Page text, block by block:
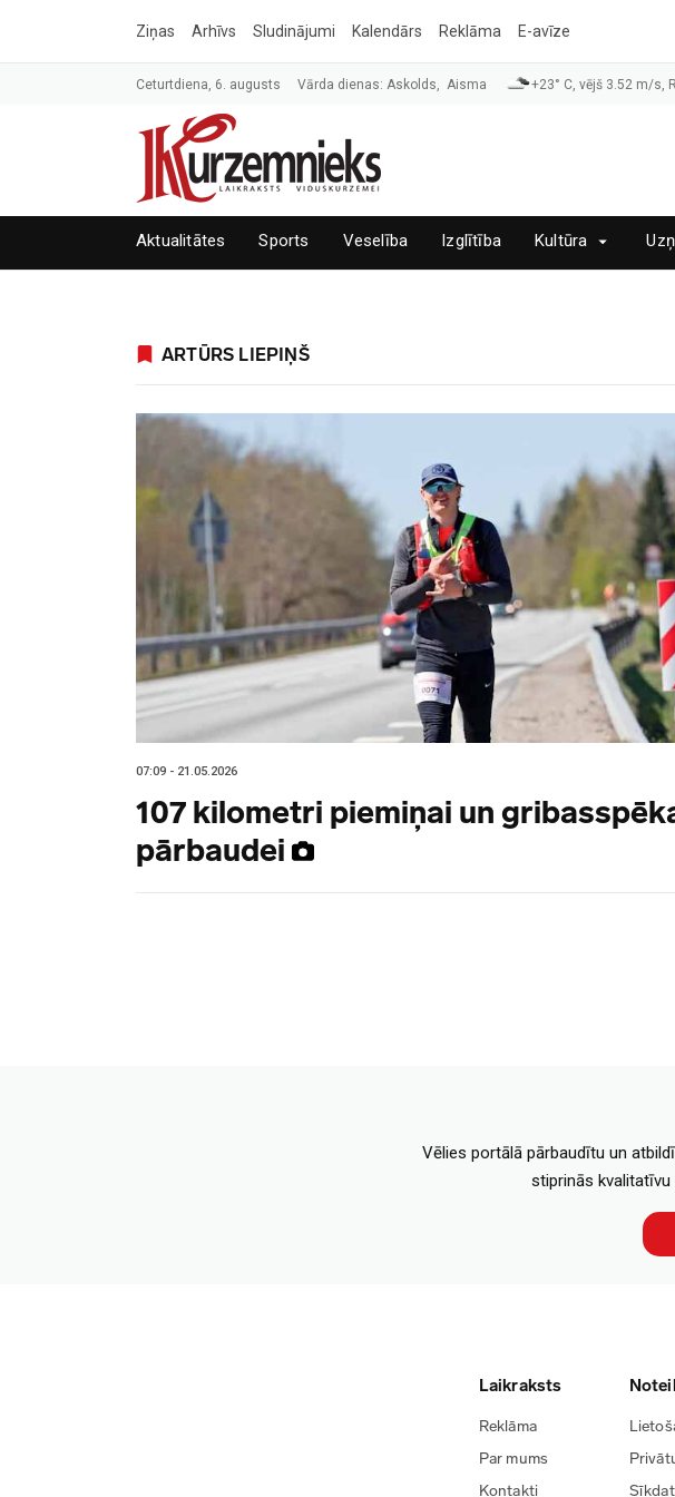
Ziņas Arhīvs Sludinājumi Kalendārs Reklāma E-avīze
Ceturtdiena, 6. augusts Vārda dienas: Askolds, Aisma +23° C, vējš 3.52 m/s,
Aktualitātes Sports Veselība Izglītība Kultūra
ARTŪRS LIEPIŅŠ
07:09 - 21.05.2026
107 kilometri piemiņai un
pārbaudei
Vēlies portālā pārbaudītu un
stiprinās kvalitatīvu
Laikraksts
Reklāma
Par mums
Kontakti